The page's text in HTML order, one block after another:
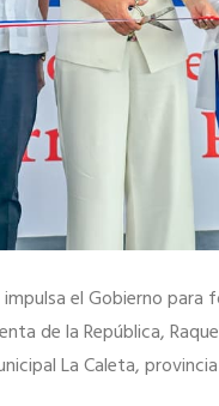
el Gobierno
de la República,
La Caleta,